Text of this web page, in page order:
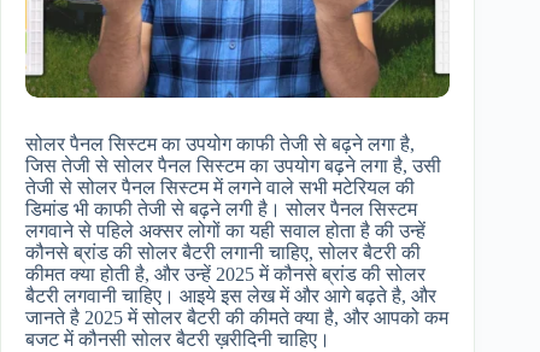
सोलर पैनल सिस्टम का उपयोग काफी तेजी से बढ़ने लगा है,
जिस तेजी से सोलर पैनल सिस्टम का उपयोग बढ़ने लगा है, उसी
तेजी से सोलर पैनल सिस्टम में लगने वाले सभी मटेरियल की
डिमांड भी काफी तेजी से बढ़ने लगी है। सोलर पैनल सिस्टम
लगवाने से पहिले अक्सर लोगों का यही सवाल होता है की उन्हें
कौनसे ब्रांड की सोलर बैटरी लगानी चाहिए, सोलर बैटरी की
कीमत क्या होती है, और उन्हें 2025 में कौनसे ब्रांड की सोलर
बैटरी लगवानी चाहिए। आइये इस लेख में और आगे बढ़ते है, और
जानते है 2025 में सोलर बैटरी की कीमते क्या है, और आपको कम
बजट में कौनसी सोलर बैटरी ख़रीदिनी चाहिए।